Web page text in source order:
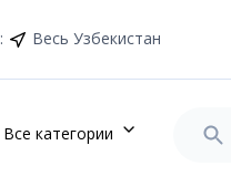
: Весь Узбекистан
Все категории